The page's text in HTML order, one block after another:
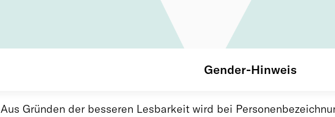
Gender-Hinweis
Aus Grün­den der bes­se­ren Les­bar­keit wird bei